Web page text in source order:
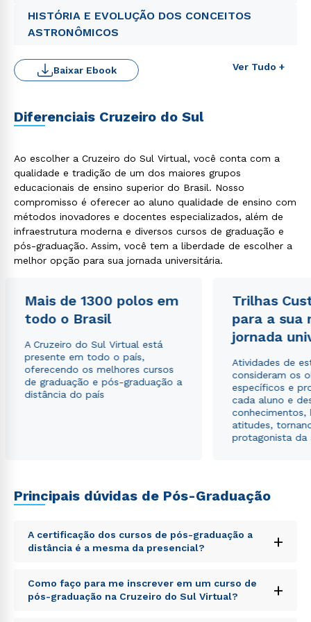
HISTÓRIA E EVOLUÇÃO DOS CONCEITOS
ASTRONÔMICOS
Ver Tudo +
Baixar Ebook
Diferenciais Cruzeiro do Sul
Ao escolher a Cruzeiro do Sul Virtual, você conta com a
qualidade e tradição de um dos maiores grupos
educacionais de ensino superior do Brasil. Nosso
compromisso é oferecer ao aluno qualidade de ensino com
métodos inovadores e docentes especializados, além de
infraestrutura moderna e diversos cursos de graduação e
pós-graduação. Assim, você tem a liberdade de escolher a
melhor opção para sua jornada universitária.
Mais de 1300 polos em
todo o Brasil
A Cruzeiro do Sul Virtual está
presente em todo o país,
oferecendo os melhores cursos
de graduação e pós-graduação a
distância do país
Trilhas
para a sua
jornada
Atividades de
consideram os
específicos e
cada aluno e
conhecimentos,
atitudes,
protagonista da
Principais dúvidas de Pós-Graduação
A certificação dos cursos de pós-graduação a
distância é a mesma da presencial?
+
Sed ut perspiciatis unde omnis iste natus error sit
voluptatem accusantium doloremque laudantium,
totam rem aperiam, eaque ipsa quae ab illo inventore
Como faço para me inscrever em um curso de
pós-graduação na Cruzeiro do Sul Virtual?
+
Rápido e fácil
WhatsApp
ou
Estou de acordo com aPolítica de Privacidade.e
autorizo que meus dados sejam utilizados para o
envio de conteúdos da Cruzeiro do Sul.